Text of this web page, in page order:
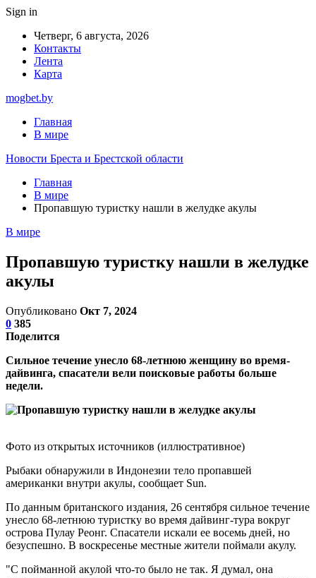
Sign in
Четверг, 6 августа, 2026
Контакты
Лента
Карта
mogbet.by
Главная
В мире
Новости Бреста и Брестской области
Главная
В мире
Пропавшую туристку нашли в желудке акулы
В мире
Пропавшую туристку нашли в желудке
акулы
Опубликовано Окт 7, 2024
0 385
Поделится
Сильное течение унесло 68-летнюю женщину во время-
дайвинга, спасатели вели поисковые работы больше
недели.
Фото из открытых источников (иллюстративное)
Рыбаки обнаружили в Индонезии тело пропавшей
американки внутри акулы, сообщает Sun.
По данным британского издания, 26 сентября сильное течение
унесло 68-летнюю туристку во время дайвинг-тура вокруг
острова Пулау Реонг. Спасатели искали ее восемь дней, но
безуспешно. В воскресенье местные жители поймали акулу.
"С пойманной акулой что-то было не так. Я думал, она